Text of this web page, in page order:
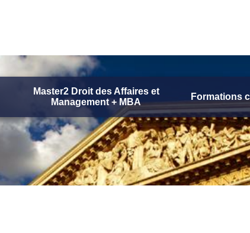
Master2 Droit des Affaires et
Management + MBA
Formations